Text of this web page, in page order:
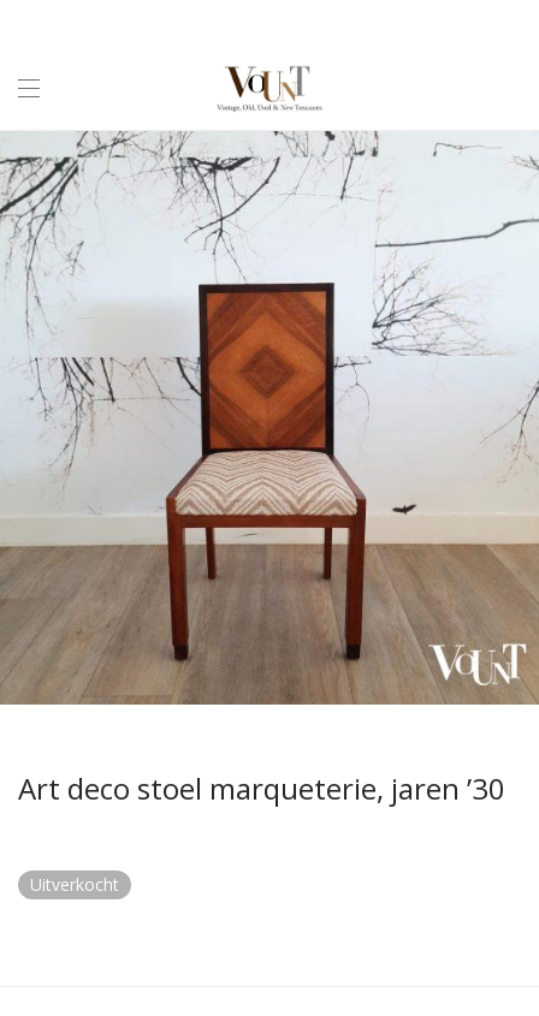
Art deco stoel marqueterie, jaren ’30
Uitverkocht